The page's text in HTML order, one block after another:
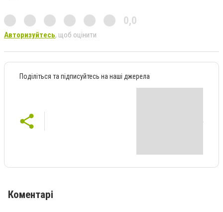
0,0
Авторизуйтесь, щоб оцінити
Поділіться та підписуйтесь на наші джерела
Коментарі